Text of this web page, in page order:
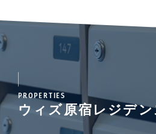
PROPERTIES
ウィズ原宿レジデ